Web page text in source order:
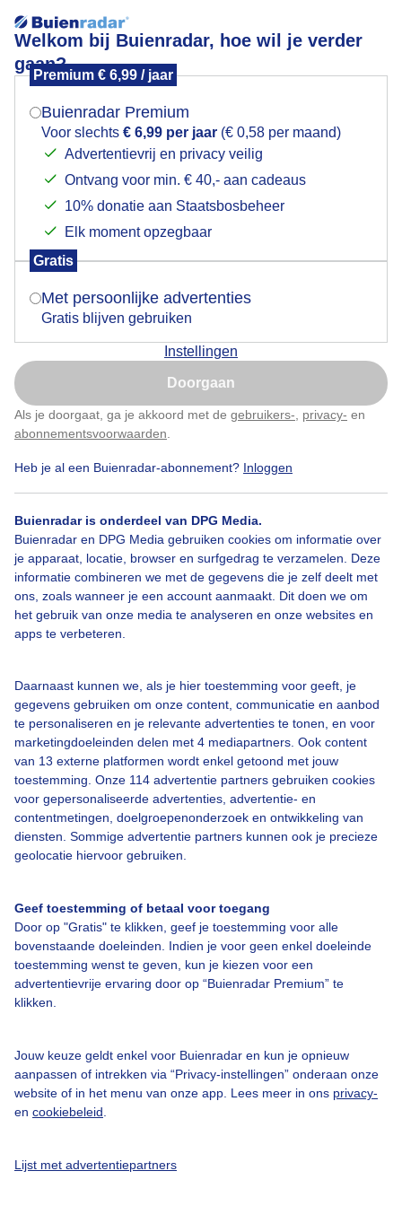
Welkom bij Buienradar, hoe wil je verder
gaan?
Premium € 6,99 / jaar
Buienradar Premium
Voor slechts € 6,99 per jaar (€ 0,58 per maand)
Advertentievrij en privacy veilig
Ontvang voor min. € 40,- aan cadeaus
10% donatie aan Staatsbosbeheer
Elk moment opzegbaar
Gratis
Met persoonlijke advertenties
Gratis blijven gebruiken
Instellingen
Doorgaan
Als je doorgaat, ga je akkoord met de gebruikers- privacy- en
abonnementsvoorwaarden
Heb je al een Buienradar-abonnement? Inloggen
Buienradar is onderdeel van DPG Media.
Buienradar en DPG Media gebruiken cookies om informatie over
je apparaat, locatie, browser en surfgedrag te verzamelen. Deze
informatie combineren we met de gegevens die je zelf deelt met
ons, zoals wanneer je een account aanmaakt. Dit doen we om
het gebruik van onze media te analyseren en onze websites en
apps te verbeteren.
Daarnaast kunnen we, als je hier toestemming voor geeft, je
gegevens gebruiken om onze content, communicatie en aanbod
te personaliseren en je relevante advertenties te tonen, en voor
marketingdoeleinden delen met 4 mediapartners. Ook content
van 13 externe platformen wordt enkel getoond met jouw
toestemming. Onze 114 advertentie partners gebruiken cookies
voor gepersonaliseerde advertenties, advertentie- en
contentmetingen, doelgroepenonderzoek en ontwikkeling van
diensten. Sommige advertentie partners kunnen ook je precieze
geolocatie hiervoor gebruiken.
Geef toestemming of betaal voor toegang
Door op "Gratis" te klikken, geef je toestemming voor alle
bovenstaande doeleinden. Indien je voor geen enkel doeleinde
toestemming wenst te geven, kun je kiezen voor een
advertentievrije ervaring door op “Buienradar Premium” te
klikken.
Jouw keuze geldt enkel voor Buienradar en kun je opnieuw
aanpassen of intrekken via “Privacy-instellingen” onderaan onze
website of in het menu van onze app. Lees meer in ons privacy-
en cookiebeleid
Lijst met advertentiepartners
bijzondere luchten vanavond 16-05-2026
bijzondere luchten vanavond 16-05-2026
Door: Marcel Renou Gemaakt: 16-05-2026, 20x bekeken
Bekijk slideshow
Een moment geduld aub...
Over Buienradar
Veelgestelde vragen
Contact
Toegankelijkheid
Buienradar Team
Privacy instellingen
Mogen we je locatie gebruiken voor het
Indien je hier nog geen akkoord op hebt gegeven,
verschijnt er zo een pop-up uit je browser waarin
Is goed, toon de popup
Nu niet, misschien later
Klik hierom dit aan te passen